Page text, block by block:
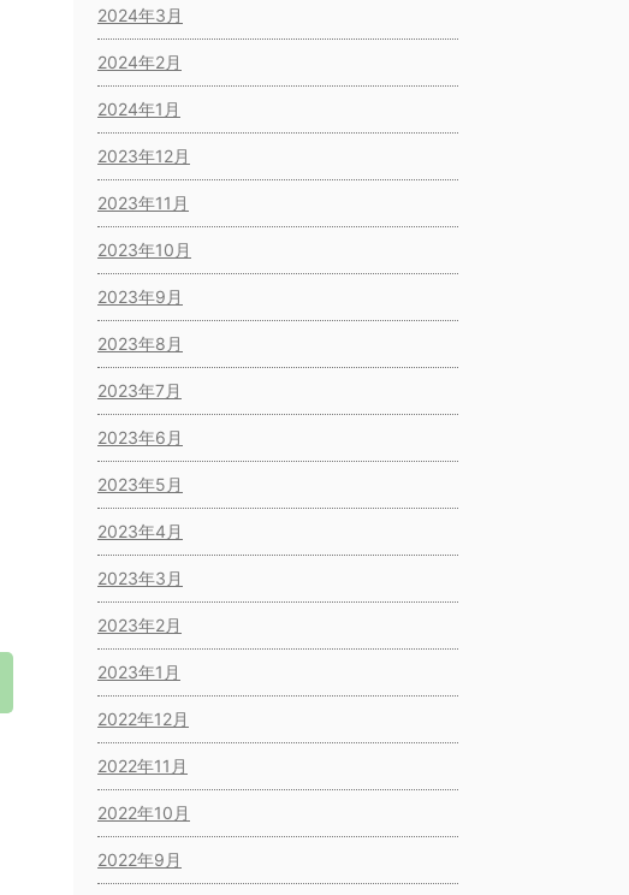
2024年3月
2024年2月
2024年1月
2023年12月
2023年11月
2023年10月
2023年9月
2023年8月
2023年7月
2023年6月
2023年5月
2023年4月
2023年3月
2023年2月
2023年1月
2022年12月
2022年11月
2022年10月
2022年9月